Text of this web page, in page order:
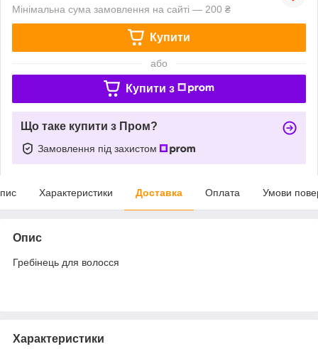
Мінімальна сума замовлення на сайті — 200 ₴
Купити
або
Купити з
Що таке купити з Пром?
Замовлення під захистом
Характеристики Доставка Оплата Умови
Опис
Гребінець для волосся
Характеристики